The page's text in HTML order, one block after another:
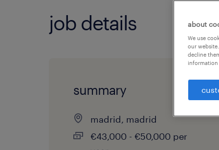
job details
summary
madrid, madrid
€43,000 - €50,000 per
about
We use
our
decline
information